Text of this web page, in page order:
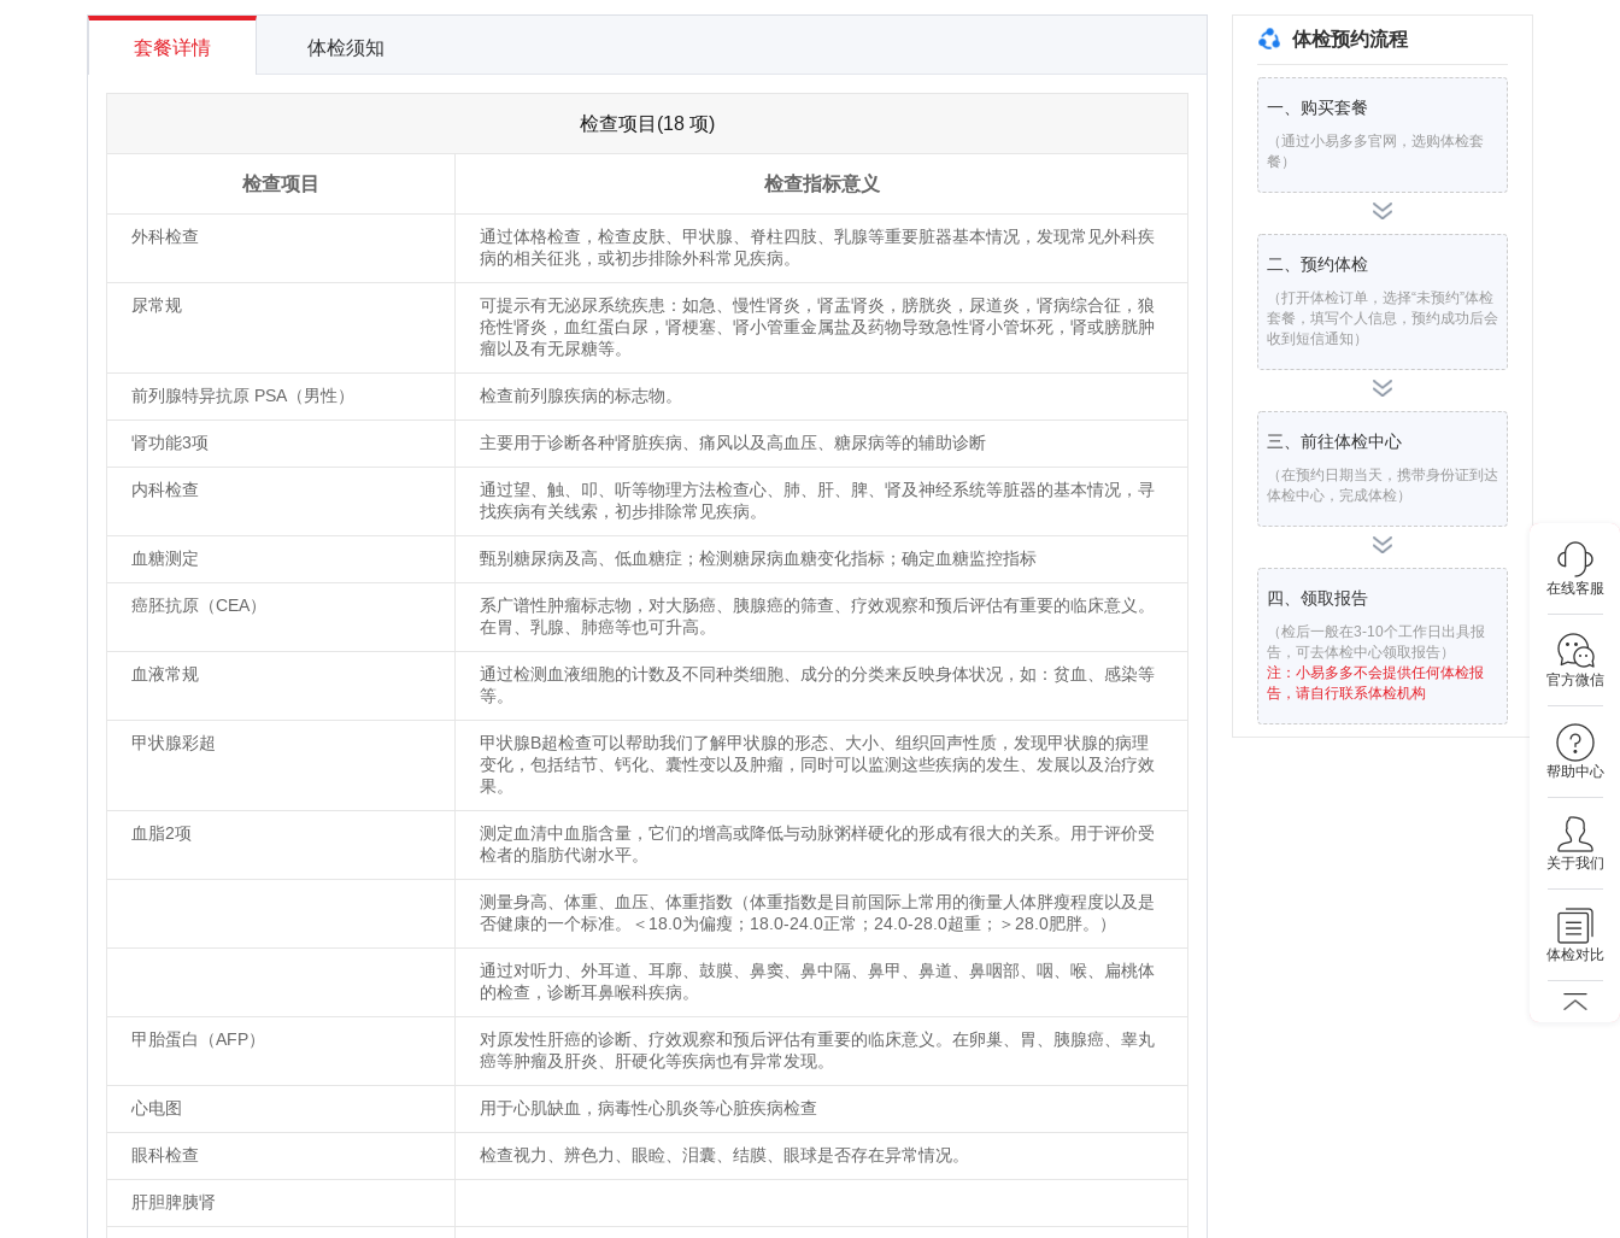
在线客服
官方微信
帮助中心
关于我们
体检对比
套餐详情 体检须知
检查项目(18 项)
检查项目 检查指标意义
外科检查
通过体格检查，检查皮肤、甲状腺、脊柱四肢、乳腺等重要脏器基本情况，发现常见外科疾
病的相关征兆，或初步排除外科常见疾病。
尿常规
可提示有无泌尿系统疾患：如急、慢性肾炎，肾盂肾炎，膀胱炎，尿道炎，肾病综合征，狼
疮性肾炎，血红蛋白尿，肾梗塞、肾小管重金属盐及药物导致急性肾小管坏死，肾或膀胱肿
瘤以及有无尿糖等。
前列腺特异抗原 PSA（男性） 检查前列腺疾病的标志物。
肾功能3项 主要用于诊断各种肾脏疾病、痛风以及高血压、糖尿病等的辅助诊断
内科检查
通过望、触、叩、听等物理方法检查心、肺、肝、脾、肾及神经系统等脏器的基本情况，寻
找疾病有关线索，初步排除常见疾病。
血糖测定 甄别糖尿病及高、低血糖症；检测糖尿病血糖变化指标；确定血糖监控指标
癌胚抗原（CEA）
系广谱性肿瘤标志物，对大肠癌、胰腺癌的筛查、疗效观察和预后评估有重要的临床意义。
在胃、乳腺、肺癌等也可升高。
血液常规
通过检测血液细胞的计数及不同种类细胞、成分的分类来反映身体状况，如：贫血、感染等
等。
甲状腺彩超
甲状腺B超检查可以帮助我们了解甲状腺的形态、大小、组织回声性质，发现甲状腺的病理
变化，包括结节、钙化、囊性变以及肿瘤，同时可以监测这些疾病的发生、发展以及治疗效
果。
血脂2项
测定血清中血脂含量，它们的增高或降低与动脉粥样硬化的形成有很大的关系。用于评价受
检者的脂肪代谢水平。
测量身高、体重、血压、体重指数（体重指数是目前国际上常用的衡量人体胖瘦程度以及是
否健康的一个标准。＜18.0为偏瘦；18.0-24.0正常；24.0-28.0超重；＞28.0肥胖。）
通过对听力、外耳道、耳廓、鼓膜、鼻窦、鼻中隔、鼻甲、鼻道、鼻咽部、咽、喉、扁桃体
的检查，诊断耳鼻喉科疾病。
甲胎蛋白（AFP）
对原发性肝癌的诊断、疗效观察和预后评估有重要的临床意义。在卵巢、胃、胰腺癌、睾丸
癌等肿瘤及肝炎、肝硬化等疾病也有异常发现。
心电图 用于心肌缺血，病毒性心肌炎等心脏疾病检查
眼科检查 检查视力、辨色力、眼睑、泪囊、结膜、眼球是否存在异常情况。
肝胆脾胰肾
体检预约流程
一、购买套餐
（通过小易多多官网，选购体检套
餐）
二、预约体检
（打开体检订单，选择“未预约”体检
套餐，填写个人信息，预约成功后会
收到短信通知）
三、前往体检中心
（在预约日期当天，携带身份证到达
体检中心，完成体检）
四、领取报告
（检后一般在3-10个工作日出具报
告，可去体检中心领取报告）
注：小易多多不会提供任何体检报
告，请自行联系体检机构